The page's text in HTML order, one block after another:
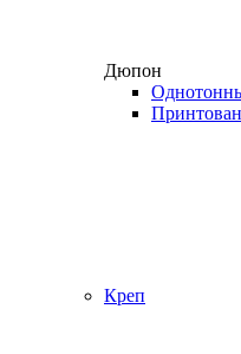
Дюпон
Креп